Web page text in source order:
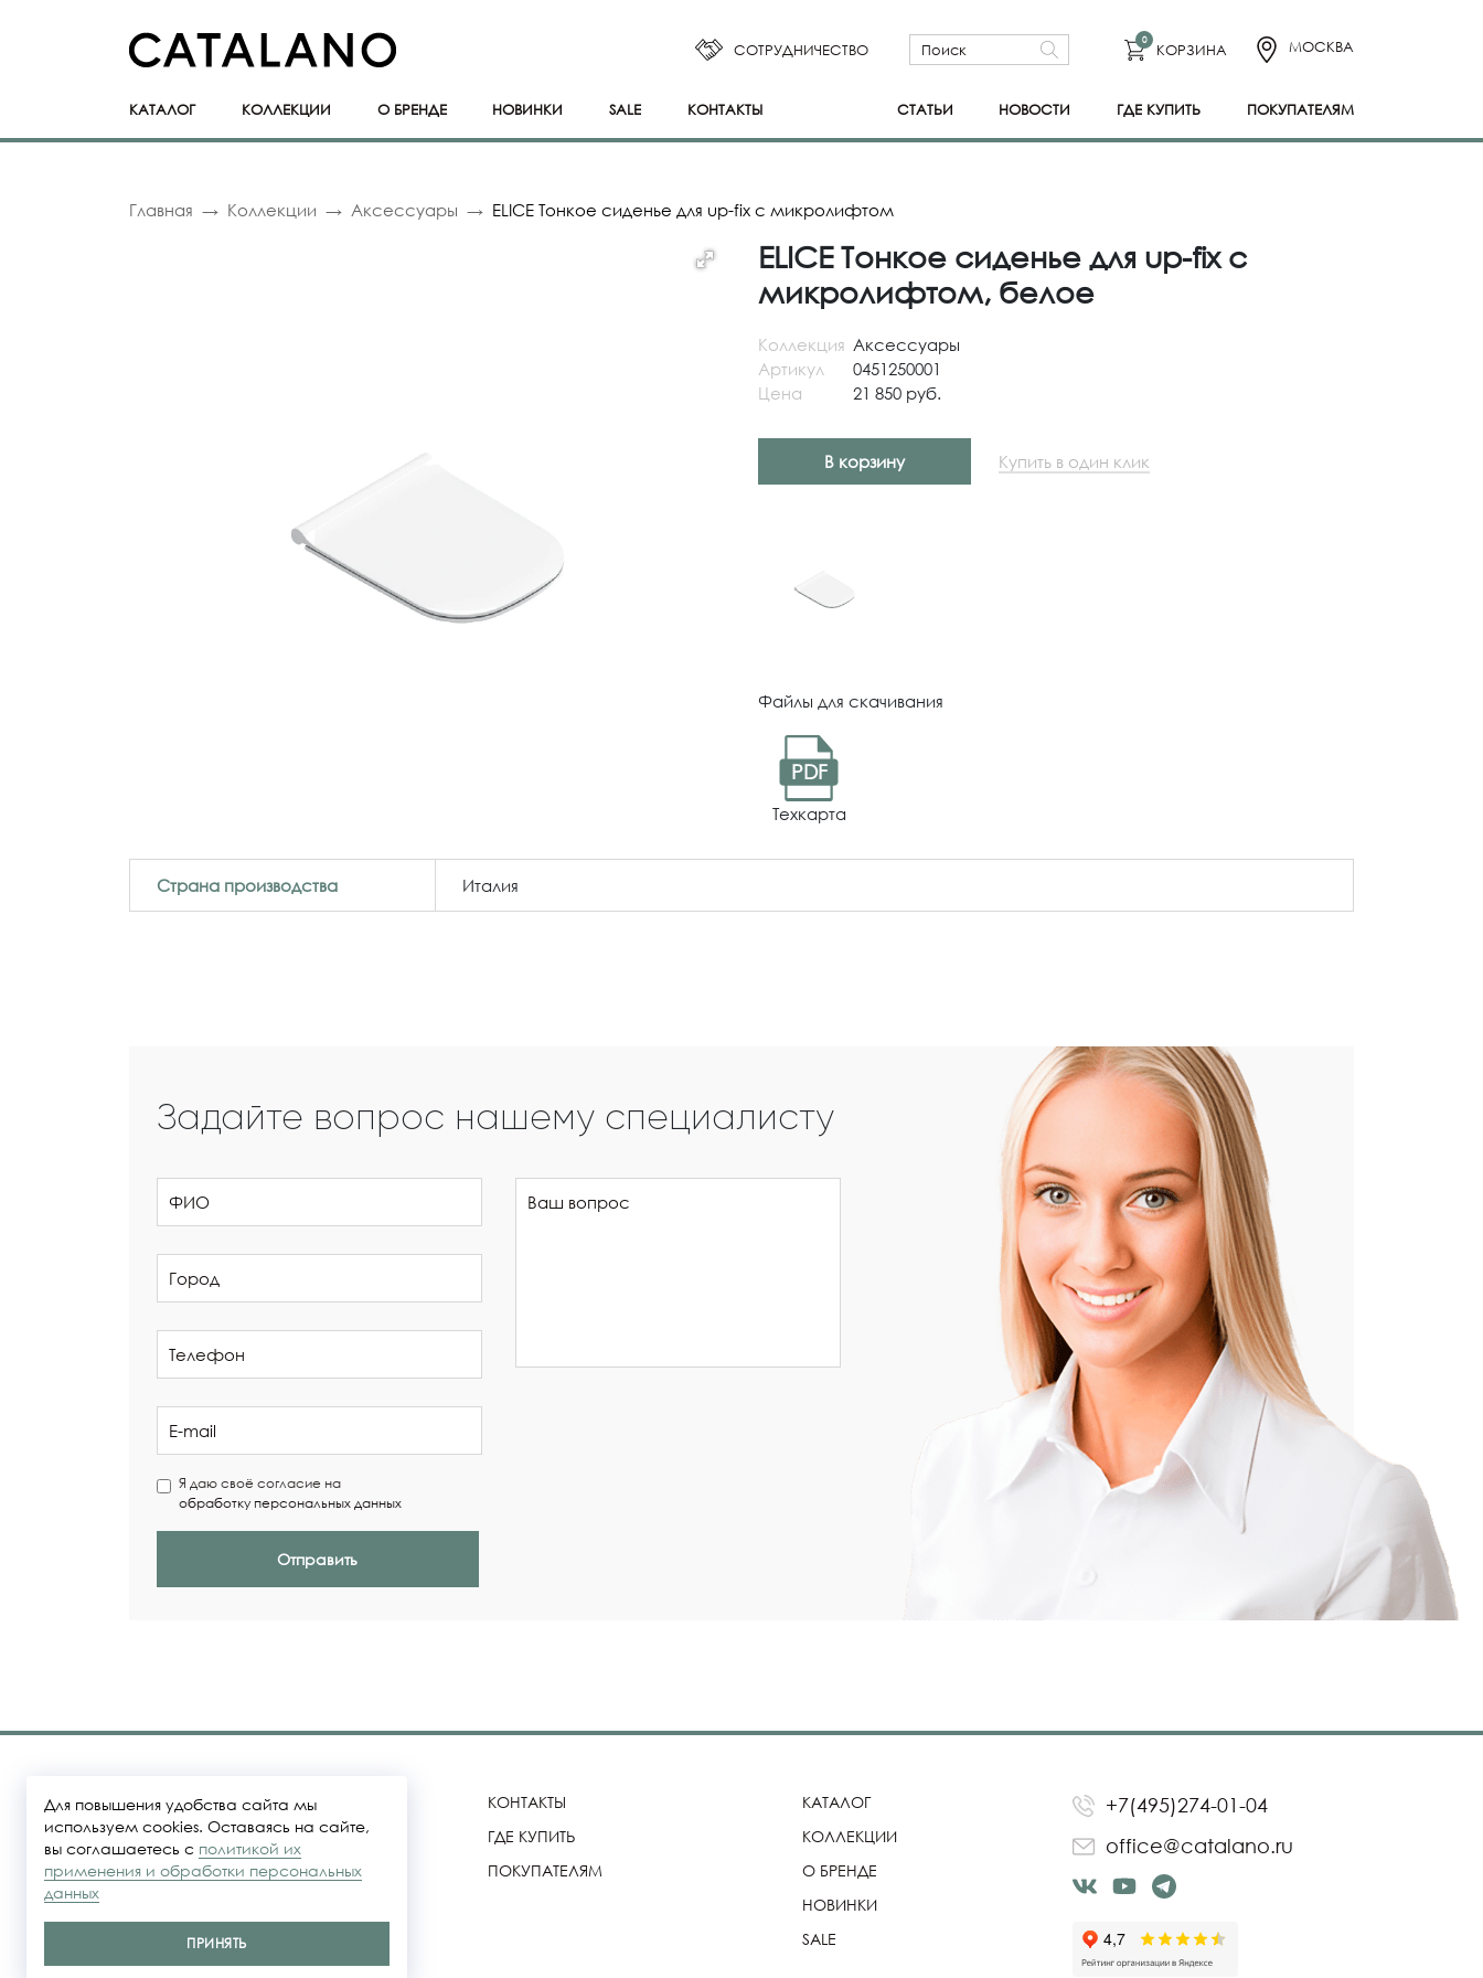
СОТРУДНИЧЕСТВО
0
КОРЗИНА МОСКВА
КАТАЛОГ КОЛЛЕКЦИИ О БРЕНДЕ НОВИНКИ SALE КОНТАКТЫ СТАТЬИ НОВОСТИ ГДЕ КУПИТЬ ПОКУПАТЕЛЯМ
Главная Коллекции Аксессуары ELICE Тонкое сиденье для up-fix с микролифтом
ELICE Тонкое сиденье для up-fix с
микролифтом, белое
Коллекция Аксессуары
Артикул
0451250001
Цена
21 850 руб.
В корзину Купить в один клик
Файлы для скачивания
PDF
Техкарта
Страна производства Италия
Задайте вопрос нашему специалисту
Я даю своё согласие на
обработку персональных данных
Отправить
Политика конфидециальности
являются публичной офертой
КОНТАКТЫ
ГДЕ КУПИТЬ
ПОКУПАТЕЛЯМ
КАТАЛОГ
КОЛЛЕКЦИИ
О БРЕНДЕ
НОВИНКИ
SALE
+7(495)274-01-04
office@catalano.ru
Для повышения удобства сайта мы
используем cookies. Оставаясь на сайте,
вы соглашаетесь с политикой их
применения и обработки персональных
данных
ПРИНЯТЬ